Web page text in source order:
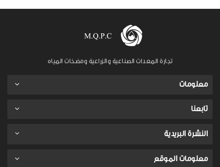
تجارة المعدات الصناعية والزراعية ومضخات المياه
معلومات
تابعنا
النشرة البريدية
معلومات الموقع